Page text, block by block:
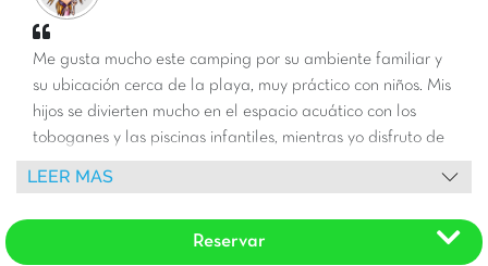
Me gusta mucho este camping por su ambiente familiar y
su ubicación cerca de la playa, muy práctico con niños. Mis
hijos se divierten mucho en el espacio acuático con los
toboganes y las piscinas infantiles, mientras yo disfruto de
las piscinas y los spas.
LEER MAS
Reservar